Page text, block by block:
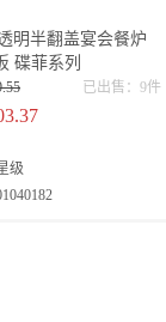
明半翻盖宴会餐炉
碟菲系列
已出售：9件
级